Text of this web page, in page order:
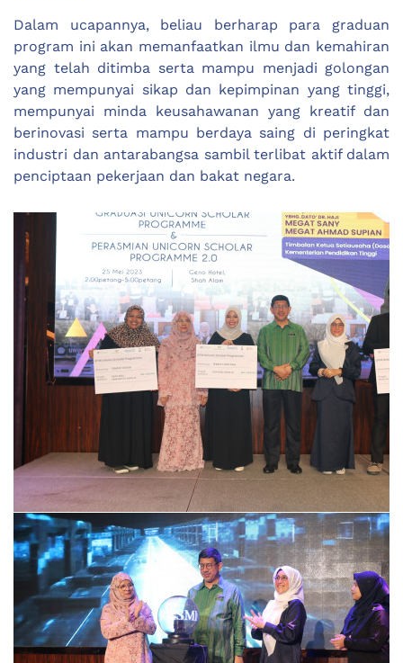
Dalam ucapannya, beliau berharap para graduan
program ini akan memanfaatkan ilmu dan kemahiran
yang telah ditimba serta mampu menjadi golongan
yang mempunyai sikap dan kepimpinan yang tinggi,
mempunyai minda keusahawanan yang kreatif dan
berinovasi serta mampu berdaya saing di peringkat
industri dan antarabangsa sambil terlibat aktif dalam
penciptaan pekerjaan dan bakat negara.